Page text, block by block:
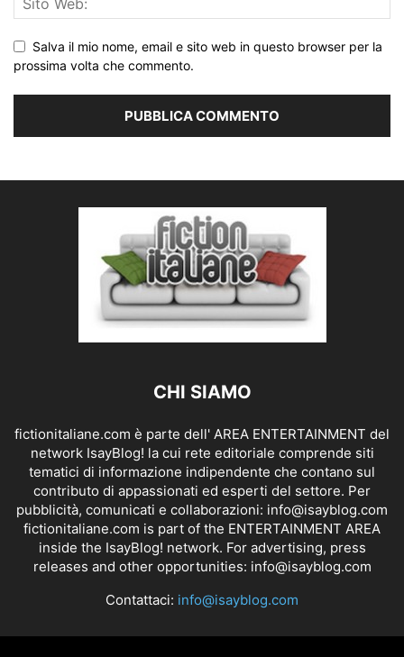
Salva il mio nome, email e sito web in questo browser per la
prossima volta che commento.
CHI SIAMO
fictionitaliane.com è parte dell' AREA ENTERTAINMENT del
network IsayBlog! la cui rete editoriale comprende siti
tematici di informazione indipendente che contano sul
contributo di appassionati ed esperti del settore. Per
pubblicità, comunicati e collaborazioni: info@isayblog.com
fictionitaliane.com is part of the ENTERTAINMENT AREA
inside the IsayBlog! network. For advertising, press
releases and other opportunities: info@isayblog.com
Contattaci: info@isayblog.com